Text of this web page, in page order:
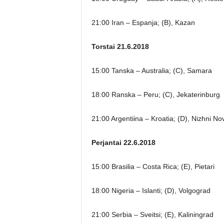
21:00 Iran – Espanja; (B), Kazan
Torstai 21.6.2018
15:00 Tanska – Australia; (C), Samara
18:00 Ranska – Peru; (C), Jekaterinburg
21:00 Argentiina – Kroatia; (D), Nizhni
Perjantai 22.6.2018
15:00 Brasilia – Costa Rica; (E), Pietari
18:00 Nigeria – Islanti; (D), Volgograd
21:00 Serbia – Sveitsi; (E), Kaliningrad